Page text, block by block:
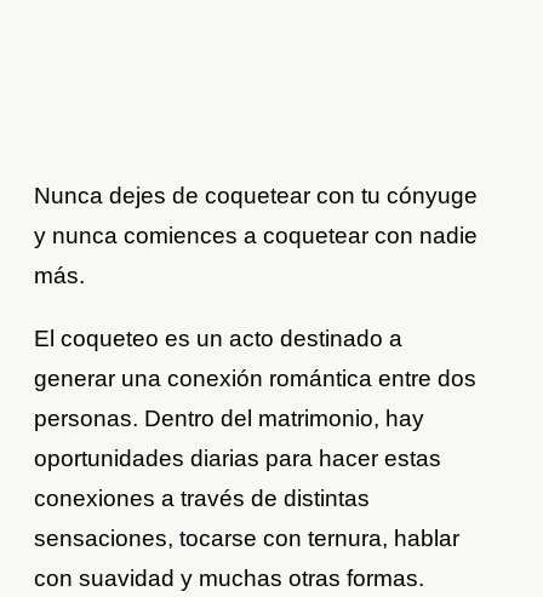
Nunca dejes de coquetear con tu cónyuge
y nunca comiences a coquetear con nadie
más.
El coqueteo es un acto destinado a
generar una conexión romántica entre dos
personas. Dentro del matrimonio, hay
oportunidades diarias para hacer estas
conexiones a través de distintas
sensaciones, tocarse con ternura, hablar
con suavidad y muchas otras formas.